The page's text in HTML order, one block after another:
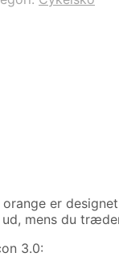
er
mens du
3.0: